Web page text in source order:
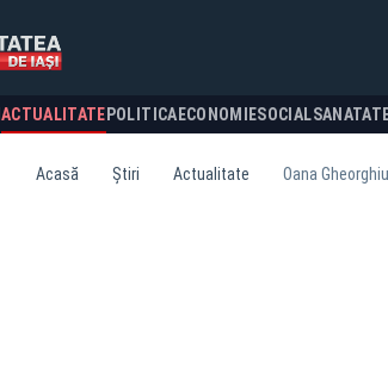
ACTUALITATE POLITICA ECONOMIESOCIAL
Acasă Știri Actualitate Oana